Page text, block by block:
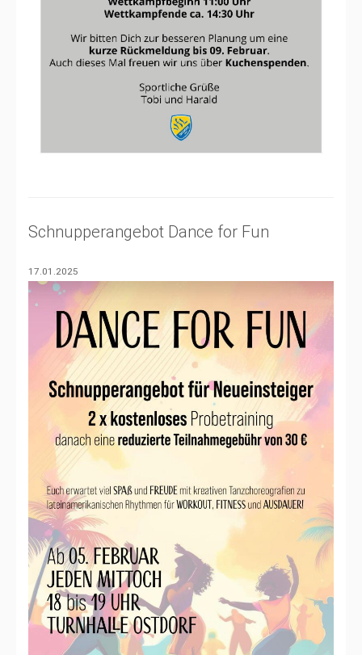
Schnupperangebot Dance for Fun
17.01.2025